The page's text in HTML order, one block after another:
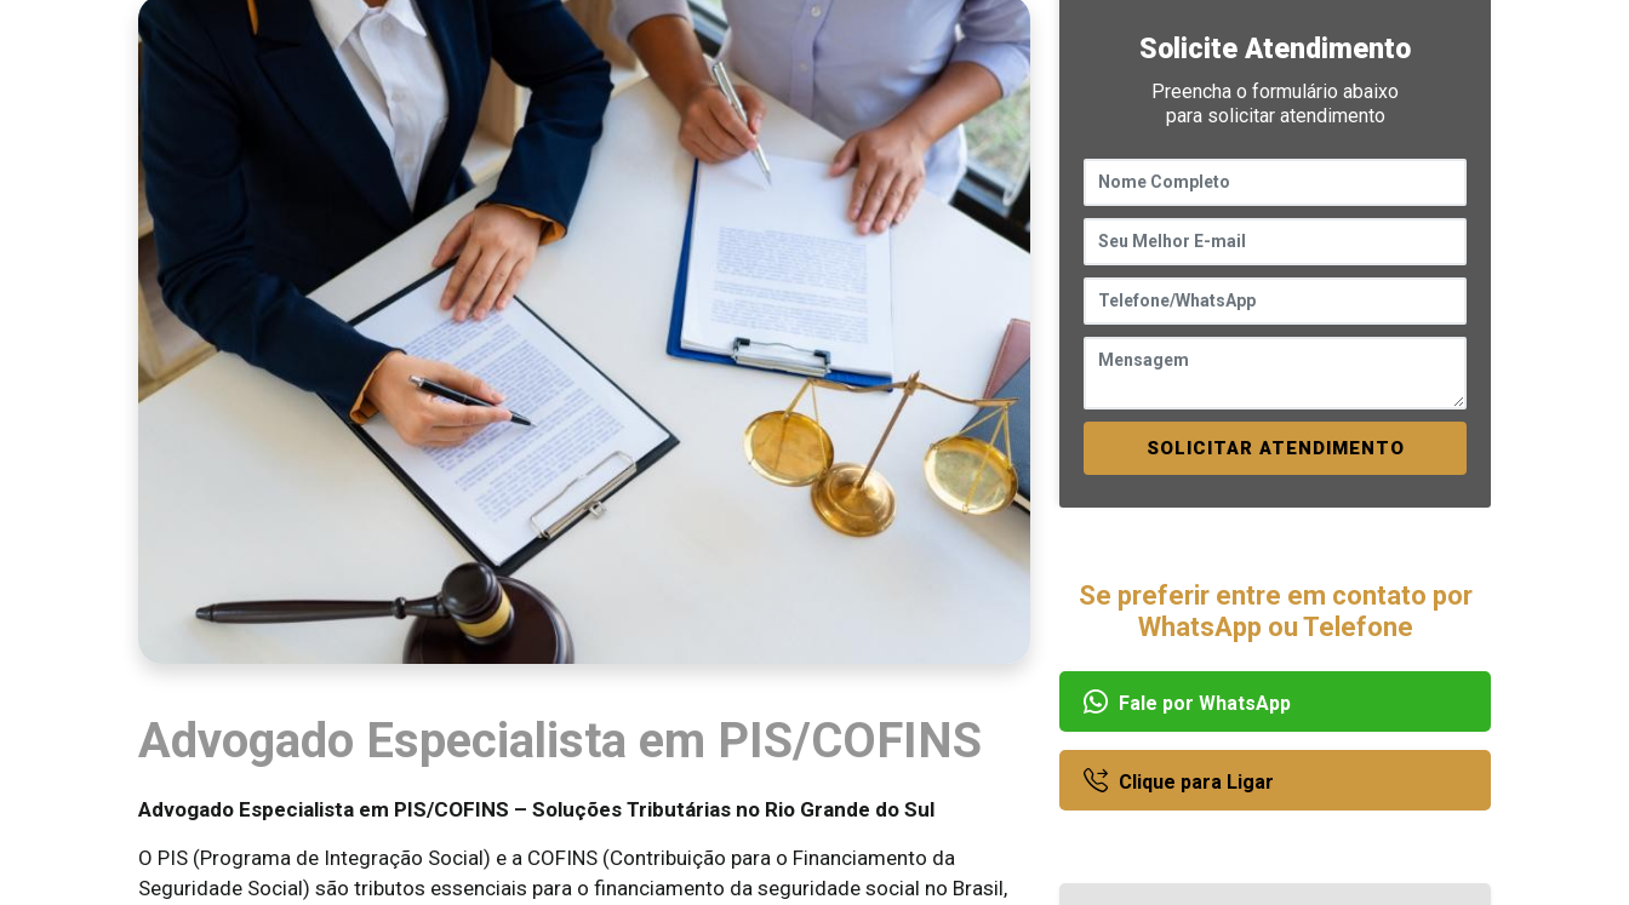
Advogado Especialista em PIS/COFINS
Advogado Especialista em PIS/COFINS – Soluções Tributárias no Rio Grande do Sul
O PIS (Programa de Integração Social) e a COFINS (Contribuição para o Financiamento da
Seguridade Social) são tributos essenciais para o financiamento da seguridade social no Brasil,
Solicite Atendimento
Preencha o formulário abaixo
para solicitar atendimento
SOLICITAR ATENDIMENTO
Se preferir entre em contato por
WhatsApp ou Telefone
Fale por WhatsApp
Clique para Ligar